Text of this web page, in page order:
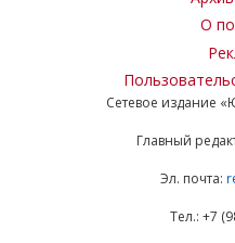
О
Сетевое издание
Главный
Эл. почта:
Тел.: +7